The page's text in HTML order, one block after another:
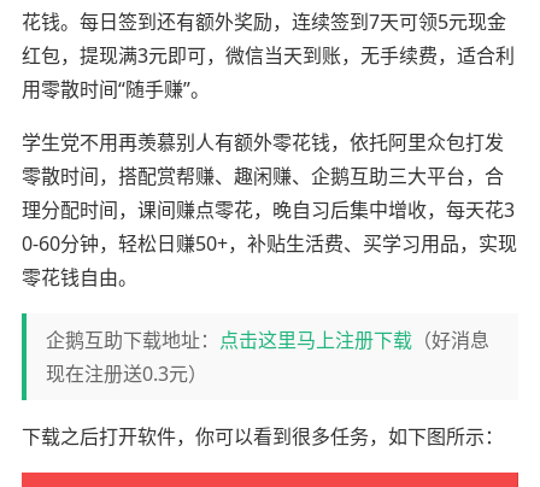
花钱。每日签到还有额外奖励，连续签到7天可领5元现金
红包，提现满3元即可，微信当天到账，无手续费，适合利
用零散时间“随手赚”。
学生党不用再羡慕别人有额外零花钱，依托阿里众包打发
零散时间，搭配赏帮赚、趣闲赚、企鹅互助三大平台，合
理分配时间，课间赚点零花，晚自习后集中增收，每天花3
0-60分钟，轻松日赚50+，补贴生活费、买学习用品，实现
零花钱自由。
企鹅互助下载地址： 点击这里马上注册下载（好消息
现在注册送0.3元）
下载之后打开软件，你可以看到很多任务，如下图所示：